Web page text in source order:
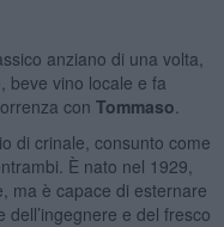
anziano di una volta,
beve vino locale e fa
con Tommaso
di crinale, consunto come
È nato nel 1929,
ma è capace di esternare
e del fresco